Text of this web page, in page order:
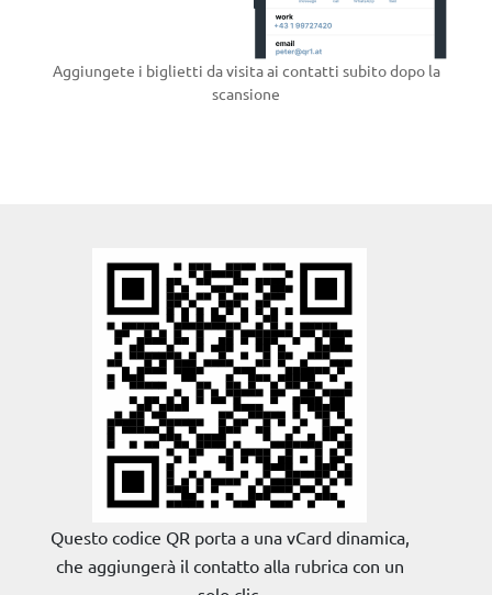
Aggiungete i biglietti da visita ai contatti subito dopo la
scansione
Questo codice QR porta a una vCard dinamica,
che aggiungerà il contatto alla rubrica con un